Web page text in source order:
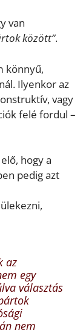
van
között”.
könnyű,
Ilyenkor az
vagy
felé fordul –
hogy a
pedig azt
az
egy
választás
nem